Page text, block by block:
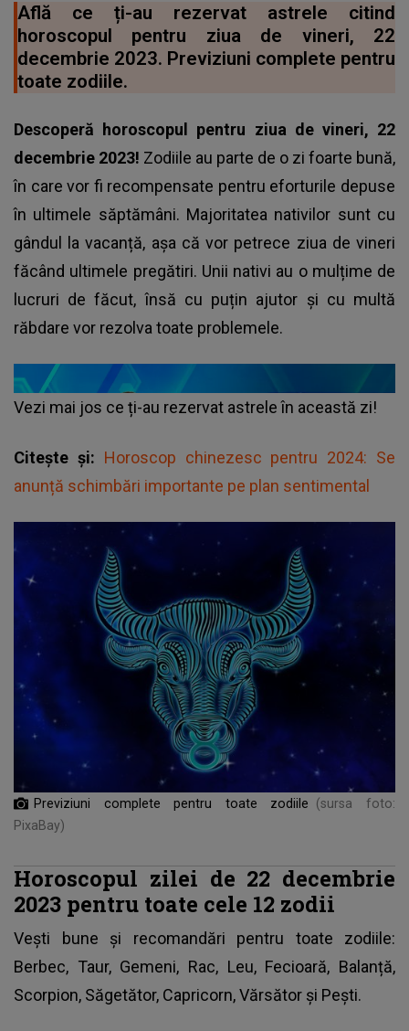
Află ce ți-au rezervat astrele citind
horoscopul pentru ziua de vineri, 22
decembrie 2023. Previziuni complete pentru
toate zodiile.
Descoperă horoscopul pentru ziua de vineri, 22
decembrie 2023! Zodiile au parte de o zi foarte bună,
în care vor fi recompensate pentru eforturile depuse
în ultimele săptămâni. Majoritatea nativilor sunt cu
gândul la vacanță, așa că vor petrece ziua de vineri
făcând ultimele pregătiri. Unii nativi au o mulțime de
lucruri de făcut, însă cu puțin ajutor și cu multă
răbdare vor rezolva toate problemele.
Vezi mai jos ce ți-au rezervat astrele în această zi!
Citește și: Horoscop chinezesc pentru 2024: Se
anunță schimbări importante pe plan sentimental
Previziuni complete pentru toate zodiile
(sursa foto:
PixaBay)
Horoscopul zilei de 22 decembrie
2023 pentru toate cele 12 zodii
Vești bune și recomandări pentru toate zodiile:
Berbec, Taur, Gemeni, Rac, Leu, Fecioară, Balanță,
Scorpion, Săgetător, Capricorn, Vărsător și Pești.